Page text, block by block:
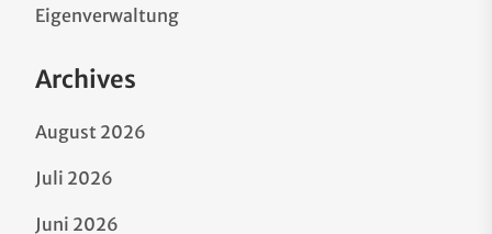
Eigenverwaltung
Archives
August 2026
Juli 2026
Juni 2026